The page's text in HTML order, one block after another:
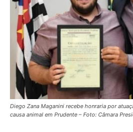
Diego Zana Maganini recebe honraria por
causa animal em Prudente – Foto: Câmara